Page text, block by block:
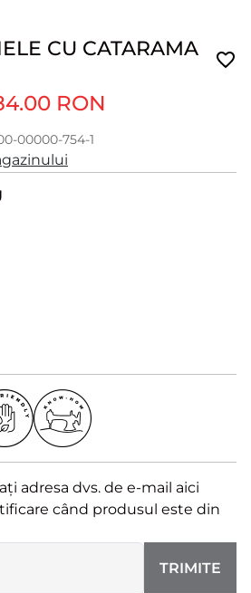
CU CATARAMA
RON
00000-754-1
adresa dvs. de e-mail aici
când produsul este din
TRIMITE